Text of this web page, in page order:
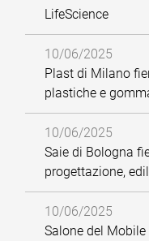
LifeScience
10/06/2025
Plast di Milano
plastiche e
10/06/2025
Saie di Bologna
progettazione,
10/06/2025
Salone del